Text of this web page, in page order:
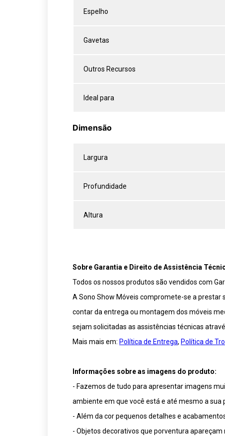
Espelho
Gavetas
Outros Recursos
Ideal para
Dimensão
Largura
Profundidade
Altura
Sobre Garantia e Direito de Assistência
Todos os nossos produtos são vendidos com
A Sono Show Móveis compromete-se a prestar
contar da entrega ou montagem dos móveis
sejam solicitadas as assistências técnicas
Mais mais em: Política de Entrega, Política de
Informações sobre as imagens do produto:
- Fazemos de tudo para apresentar imagens
ambiente em que você está e até mesmo a sua
- Além da cor pequenos detalhes e
- Objetos decorativos que porventura